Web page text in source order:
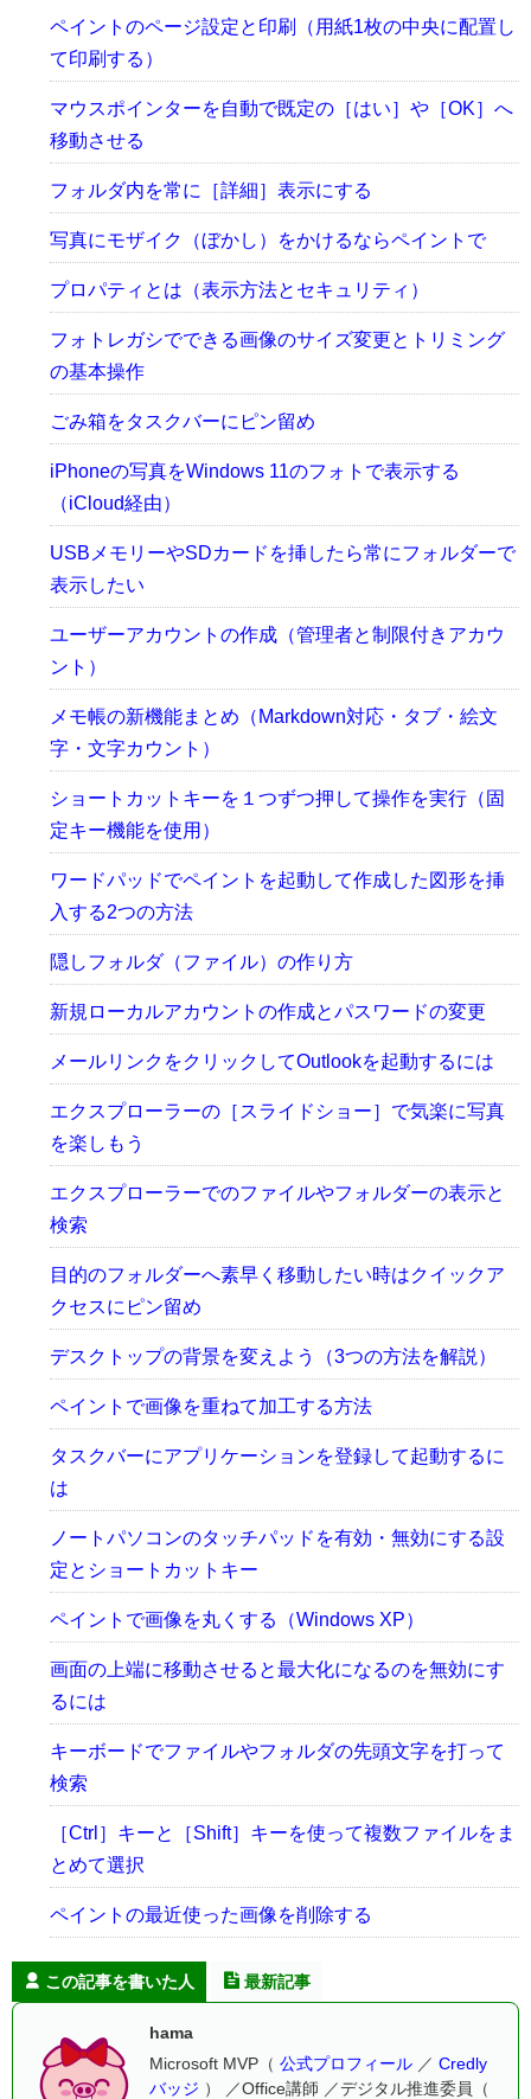
ペイントのページ設定と印刷（用紙1枚の中央に配置し
て印刷する）
マウスポインターを自動で既定の［はい］や［OK］へ
移動させる
フォルダ内を常に［詳細］表示にする
写真にモザイク（ぼかし）をかけるならペイントで
プロパティとは（表示方法とセキュリティ）
フォトレガシでできる画像のサイズ変更とトリミング
の基本操作
ごみ箱をタスクバーにピン留め
iPhoneの写真をWindows 11のフォトで表示する
（iCloud経由）
USBメモリーやSDカードを挿したら常にフォルダーで
表示したい
ユーザーアカウントの作成（管理者と制限付きアカウ
ント）
メモ帳の新機能まとめ（Markdown対応・タブ・絵文
字・文字カウント）
ショートカットキーを１つずつ押して操作を実行（固
定キー機能を使用）
ワードパッドでペイントを起動して作成した図形を挿
入する2つの方法
隠しフォルダ（ファイル）の作り方
新規ローカルアカウントの作成とパスワードの変更
メールリンクをクリックしてOutlookを起動するには
エクスプローラーの［スライドショー］で気楽に写真
を楽しもう
エクスプローラーでのファイルやフォルダーの表示と
検索
目的のフォルダーへ素早く移動したい時はクイックア
クセスにピン留め
デスクトップの背景を変えよう（3つの方法を解説）
ペイントで画像を重ねて加工する方法
タスクバーにアプリケーションを登録して起動するに
は
ノートパソコンのタッチパッドを有効・無効にする設
定とショートカットキー
ペイントで画像を丸くする（Windows XP）
画面の上端に移動させると最大化になるのを無効にす
るには
キーボードでファイルやフォルダの先頭文字を打って
検索
［Ctrl］キーと［Shift］キーを使って複数ファイルをま
とめて選択
ペイントの最近使った画像を削除する
この記事を書いた人 最新記事
hama
Microsoft MVP（ 公式プロフィール ／ Credly
バッジ ） ／Office講師 ／デジタル推進委員（